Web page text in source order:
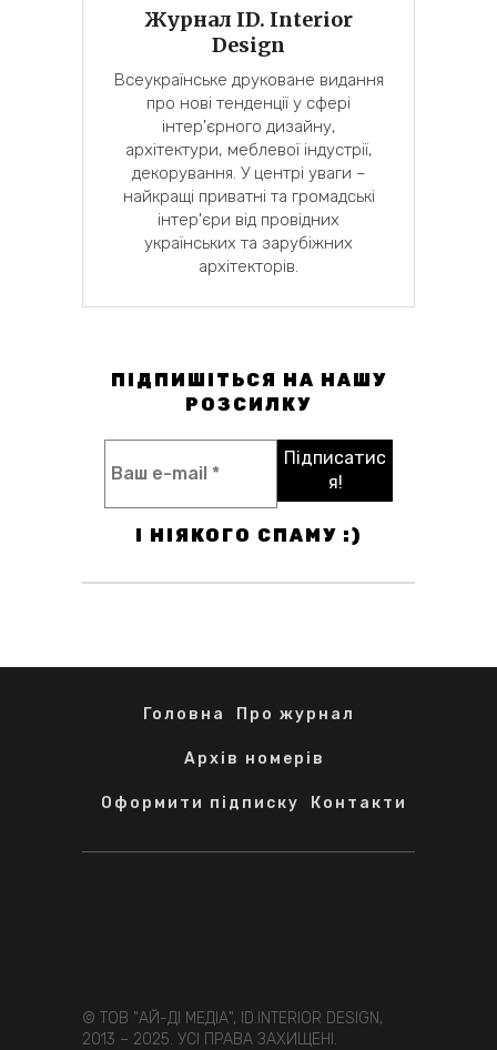
Журнал ID. Interior
Design
Всеукраїнське друковане видання
про нові тенденції у сфері
інтер'єрного дизайну,
архітектури, меблевої індустрії,
декорування. У центрі уваги –
найкращі приватні та громадські
інтер'єри від провідних
українських та зарубіжних
архітекторів.
ПІДПИШІТЬСЯ НА НАШУ
РОЗСИЛКУ
І НІЯКОГО СПАМУ :)
Головна Про журнал
Архів номерів
Оформити підписку Контакти
© ТОВ "АЙ-ДІ МЕДІА", ID.INTERIOR DESIGN,
2013 – 2025. УСІ ПРАВА ЗАХИЩЕНІ.